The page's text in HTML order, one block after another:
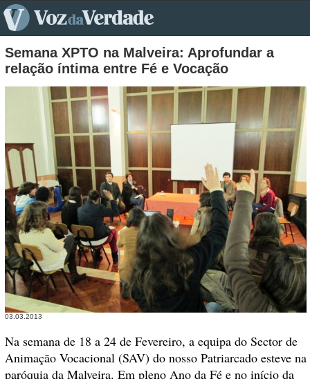
Semana XPTO na Malveira: Aprofundar a
relação íntima entre Fé e Vocação
03.03.2013
Na semana de 18 a 24 de Fevereiro, a equipa do Sector de
Animação Vocacional (SAV) do nosso Patriarcado esteve na
paróquia da Malveira. Em pleno Ano da Fé e no início da